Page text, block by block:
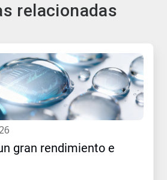
relacionadas
gran rendimiento e